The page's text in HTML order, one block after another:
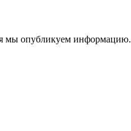
мы опубликуем информацию.